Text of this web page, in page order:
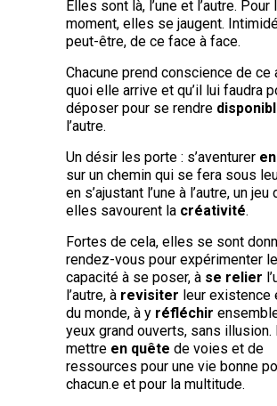
Elles sont là, l’une et l’autre. Pour
moment, elles se jaugent.
peut-être, de ce face à face.
Chacune prend conscience de ce
quoi elle arrive et qu’il lui faudra
déposer pour se rendre
l’autre.
Un désir les porte : s’aventurer
sur un chemin qui se fera sous
en s’ajustant l’une à l’autre, un jeu
elles savourent la créativité.
Fortes de cela, elles se sont
rendez-vous pour expérimenter
capacité à se poser, à se relier
l’autre, à revisiter leur existence
du monde, à y réfléchir
yeux grand ouverts, sans illusion.
mettre en quête de voies et de
ressources pour une vie bonne
chacun.e et pour la multitude.